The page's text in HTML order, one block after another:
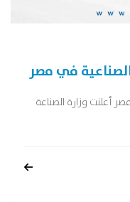
في مصر
أعلنت وزارة الصناعة